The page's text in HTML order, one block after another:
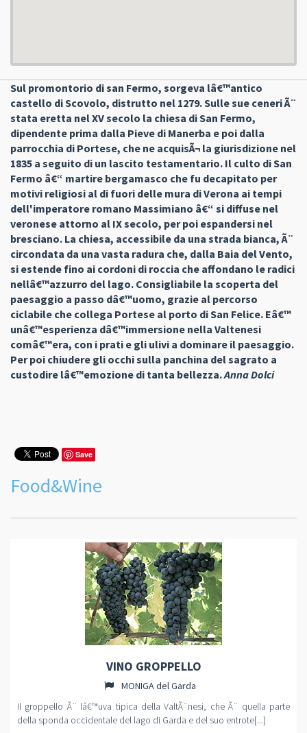
Sul promontorio di san Fermo, sorgeva lâ€™antico
castello di Scovolo, distrutto nel 1279. Sulle sue ceneri Ã¨
stata eretta nel XV secolo la chiesa di San Fermo,
dipendente prima dalla Pieve di Manerba e poi dalla
parrocchia di Portese, che ne acquisÃ¬ la giurisdizione nel
1835 a seguito di un lascito testamentario. Il culto di San
Fermo â€“ martire bergamasco che fu decapitato per
motivi religiosi al di fuori delle mura di Verona ai tempi
dell'imperatore romano Massimiano â€“ si diffuse nel
veronese attorno al IX secolo, per poi espandersi nel
bresciano. La chiesa, accessibile da una strada bianca, Ã¨
circondata da una vasta radura che, dalla Baia del Vento,
si estende fino ai cordoni di roccia che affondano le radici
nellâ€™azzurro del lago. Consigliabile la scoperta del
paesaggio a passo dâ€™uomo, grazie al percorso
ciclabile che collega Portese al porto di San Felice. Eâ€™
unâ€™esperienza dâ€™immersione nella Valtenesi
comâ€™era, con i prati e gli ulivi a dominare il paesaggio.
Per poi chiudere gli occhi sulla panchina del sagrato a
custodire lâ€™emozione di tanta bellezza.Anna Dolci
Save
Food&Wine
VINO GROPPELLO
MONIGA del Garda
Il groppello Ã¨ lâ€™uva tipica della ValtÃ¨nesi, che Ã¨ quella parte
della sponda occidentale del lago di Garda e del suo entrote[...]